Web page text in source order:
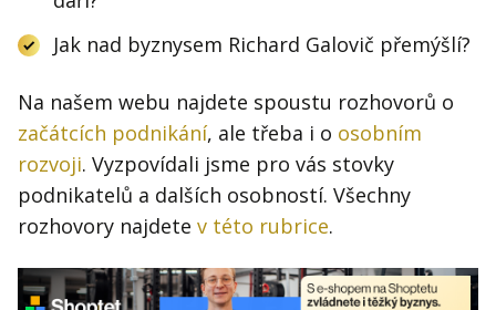
Jak nad byznysem Richard Galovič přemýšlí?
Na našem webu najdete spoustu rozhovorů o
začátcích podnikání, ale třeba i o osobním
rozvoji. Vyzpovídali jsme pro vás stovky
podnikatelů a dalších osobností. Všechny
rozhovory najdete v této rubrice.